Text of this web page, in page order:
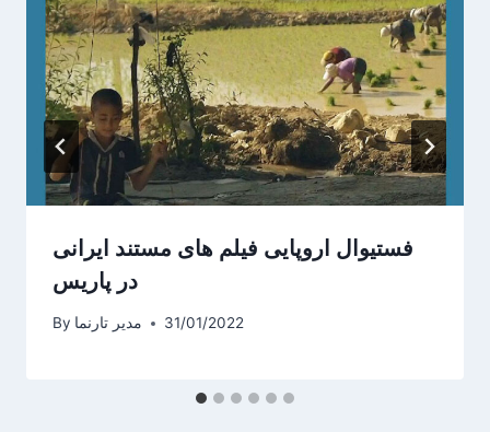
فستيوال اروپایی فیلم های مستند ایرانی
در پاریس
By مدیر تارنما 31/01/2022